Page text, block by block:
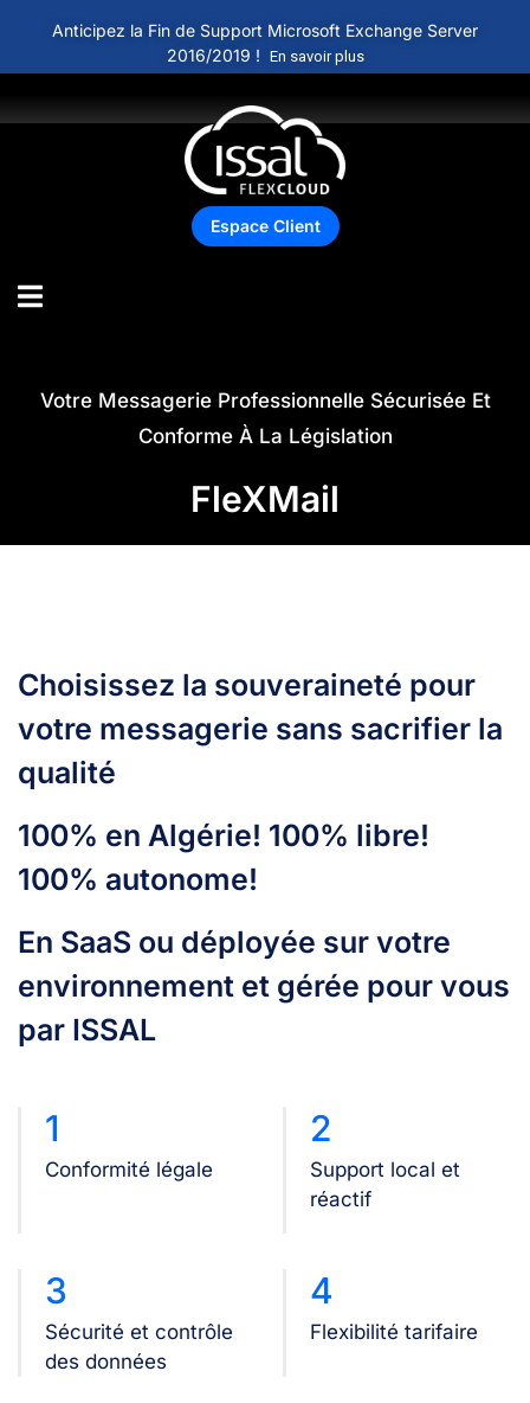
Anticipez la Fin de Support Microsoft Exchange Server
2016/2019 ! En savoir plus
Espace Client
Votre Messagerie Professionnelle Sécurisée Et
Conforme À La Législation
FleXMail
Choisissez la souveraineté pour
votre messagerie sans sacrifier la
qualité
100% en Algérie! 100% libre!
100% autonome!
En SaaS ou déployée sur votre
environnement et gérée pour vous
par ISSAL
1
Conformité légale
2
Support local et
réactif
3
Sécurité et contrôle
des données
4
Flexibilité tarifaire